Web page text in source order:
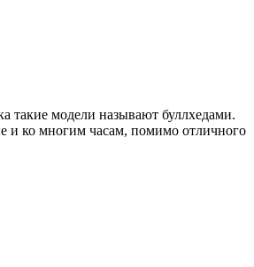
такие модели называют буллхедами.
и ко многим часам, помимо отличного